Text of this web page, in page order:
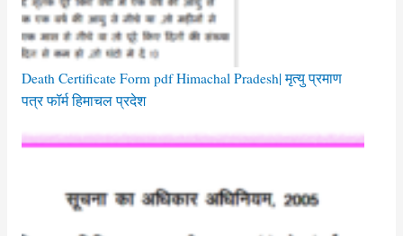
Death Certificate Form pdf Himachal Pradesh| मृत्यु प्रमाण
पत्र फॉर्म हिमाचल प्रदेश